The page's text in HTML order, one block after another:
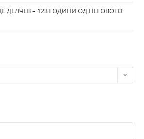
ДЕЛЧЕВ – 123 ГОДИНИ ОД НЕГОВОТО